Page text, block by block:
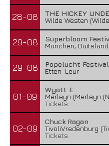
28-08
THE HICKEY
Wilde Westen
29-08
Superbloom
Munchen, Duitsland
29-08
Popelucht
Etten-Leur
01-09
Wyatt E.
Merleyn (Merleyn
Tickets
02-09
Chuck Ragan
TivoliVredenburg
Tickets